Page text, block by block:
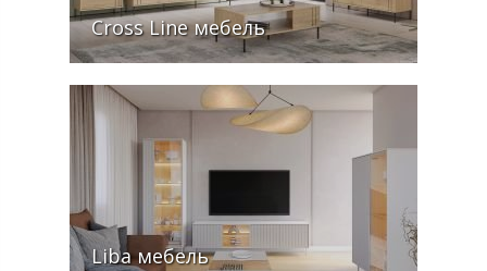
Cross Line мебель
Liba мебель